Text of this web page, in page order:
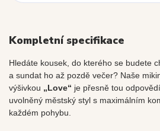
Kompletní specifikace
Hledáte kousek, do kterého se budete
a sundat ho až pozdě večer? Naše
výšivkou „Love“ je přesně tou
uvolněný městský styl s maximálním
každém pohybu.